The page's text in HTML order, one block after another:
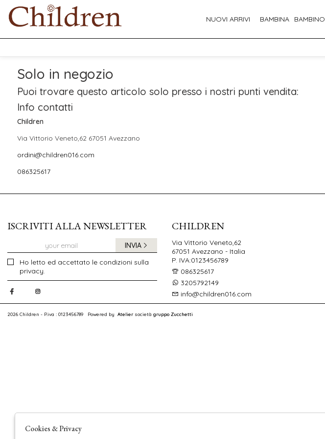
NUOVI ARRIVI BAMBINA BAMBINO
Solo in negozio
Puoi trovare questo articolo solo presso i nostri punti vendita:
Info contatti
Children
Via Vittorio Veneto,62 67051 Avezzano
ordini@children016.com
086325617
ISCRIVITI ALLA NEWSLETTER
Ho letto ed accettato le condizioni sulla
privacy.
INVIA
CHILDREN
Via Vittorio Veneto,62
67051 Avezzano - Italia
P. IVA:0123456789
086325617
3205792149
info@children016.com
2026 Children - P.iva : 0123456789 Powered by Ateliersocietà gruppo Zucchetti
Cookies & Privacy